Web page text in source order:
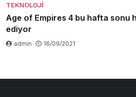
TEKNOLOJI
Age of Empires 4 bu hafta sonu
ediyor
admin 16/09/2021